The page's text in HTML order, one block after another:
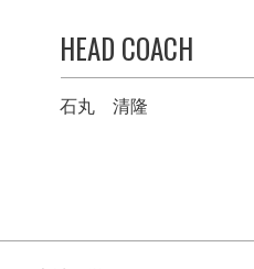
HEAD COACH
石丸 清隆